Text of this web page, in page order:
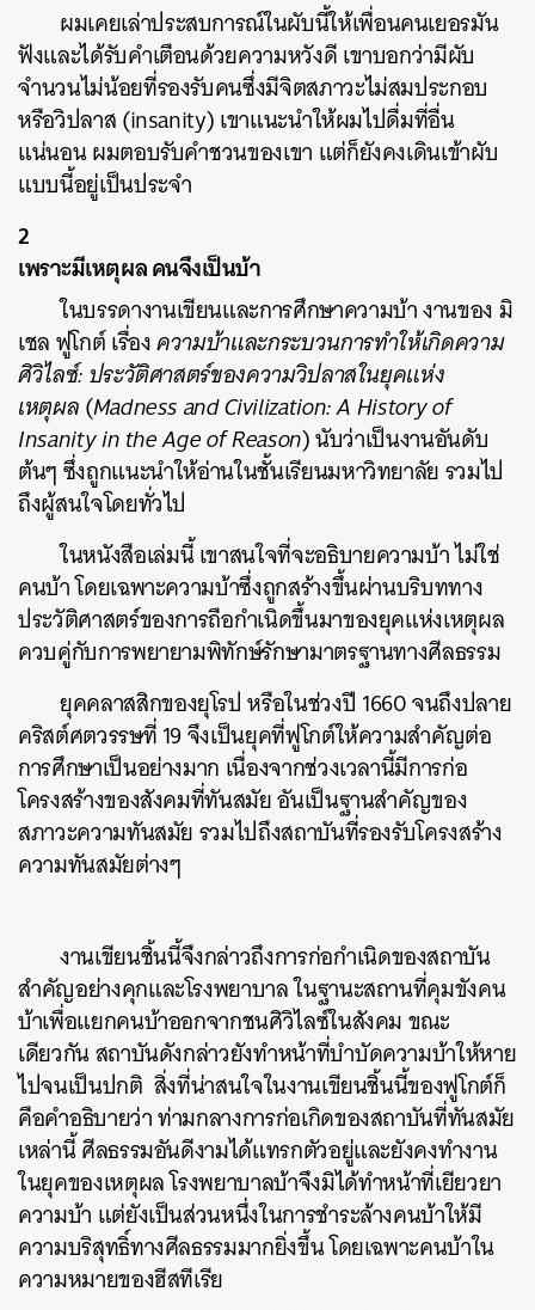
ผมเคยเล่าประสบการณ์ในผับนี้ให้เพื่อนคนเยอรมัน
ฟังและได้รับคำเตือนด้วยความหวังดี เขาบอกว่ามีผับ
จำนวนไม่น้อยที่รองรับคนซึ่งมีจิตสภาวะไม่สมประกอบ
หรือวิปลาส (insanity) เขาแนะนำให้ผมไปดื่มที่อื่น
แน่นอน ผมตอบรับคำชวนของเขา แต่ก็ยังคงเดินเข้าผับ
แบบนี้อยู่เป็นประจำ
2
เพราะมีเหตุผล คนจึงเป็นบ้า
ในบรรดางานเขียนและการศึกษาความบ้า งานของ มิ
เชล ฟูโกต์ เรื่องความบ้าและกระบวนการทำให้เกิดความ
ศิวิไลซ์: ประวัติศาสตร์ของความวิปลาสในยุคแห่ง
เหตุผล(Madness and Civilization: A History of
Insanity in the Age of Reason) นับว่าเป็นงานอันดับ
ต้นๆ ซึ่งถูกแนะนำให้อ่านในชั้นเรียนมหาวิทยาลัย รวมไป
ถึงผู้สนใจโดยทั่วไป
ในหนังสือเล่มนี้ เขาสนใจที่จะอธิบายความบ้า ไม่ใช่
คนบ้า โดยเฉพาะความบ้าซึ่งถูกสร้างขึ้นผ่านบริบททาง
ประวัติศาสตร์ของการถือกำเนิดขึ้นมาของยุคแห่งเหตุผล
ควบคู่กับการพยายามพิทักษ์รักษามาตรฐานทางศีลธรรม
ยุคคลาสสิกของยุโรป หรือในช่วงปี 1660 จนถึงปลาย
คริสต์ศตวรรษที่ 19 จึงเป็นยุคที่ฟูโกต์ให้ความสำคัญต่อ
การศึกษาเป็นอย่างมาก เนื่องจากช่วงเวลานี้มีการก่อ
โครงสร้างของสังคมที่ทันสมัย อันเป็นฐานสำคัญของ
สภาวะความทันสมัย รวมไปถึงสถาบันที่รองรับโครงสร้าง
ความทันสมัยต่างๆ
งานเขียนชิ้นนี้จึงกล่าวถึงการก่อกำเนิดของสถาบัน
สำคัญอย่างคุกและโรงพยาบาล ในฐานะสถานที่คุมขังคน
บ้าเพื่อแยกคนบ้าออกจากชนศิวิไลซ์ในสังคม ขณะ
เดียวกัน สถาบันดังกล่าวยังทำหน้าที่บำบัดความบ้าให้หาย
ไปจนเป็นปกติ สิ่งที่น่าสนใจในงานเขียนชิ้นนี้ของฟูโกต์ก็
คือคำอธิบายว่า ท่ามกลางการก่อเกิดของสถาบันที่ทันสมัย
เหล่านี้ ศีลธรรมอันดีงามได้แทรกตัวอยู่และยังคงทำงาน
ในยุคของเหตุผล โรงพยาบาลบ้าจึงมิได้ทำหน้าที่เยียวยา
ความบ้า แต่ยังเป็นส่วนหนึ่งในการชำระล้างคนบ้าให้มี
ความบริสุทธิ์ทางศีลธรรมมากยิ่งขึ้น โดยเฉพาะคนบ้าใน
ความหมายของฮีสทีเรีย